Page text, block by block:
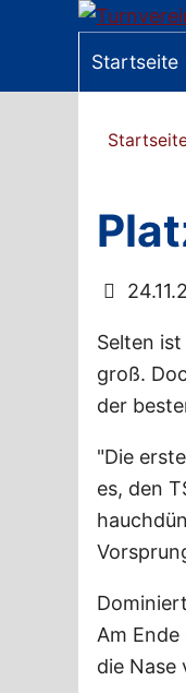
Startseite
Selten
groß.
der
"Die
es, den
Am
die Nase